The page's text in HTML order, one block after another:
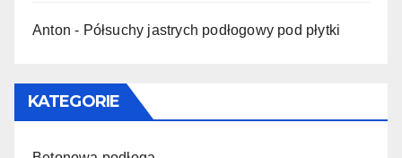
Anton - Półsuchy jastrych podłogowy pod płytki
KATEGORIE